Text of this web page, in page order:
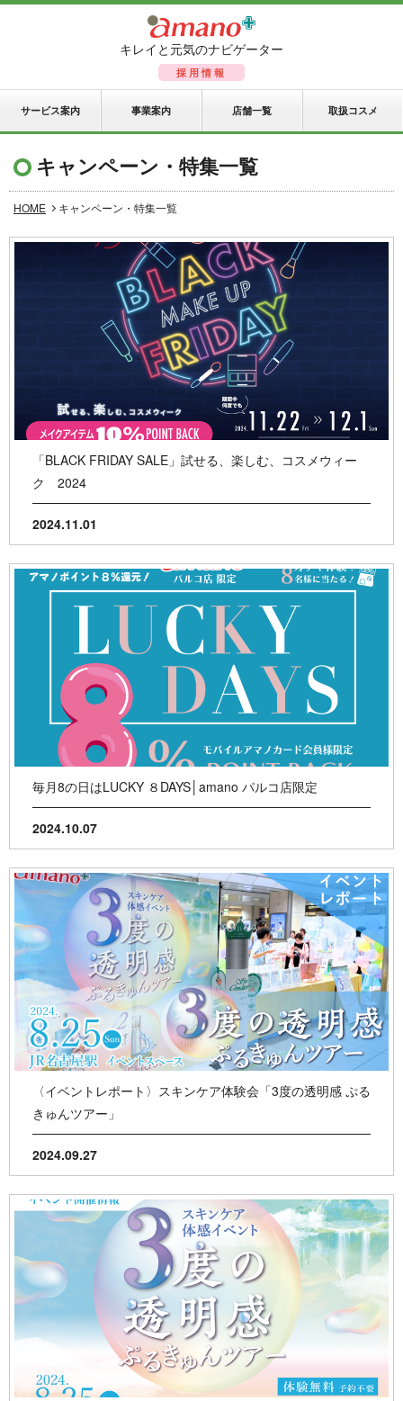
キレイと元気のナビゲーター
採用情報
サービス案内 事業案内 店舗一覧 取扱コスメ
キャンペーン・特集一覧
HOME キャンペーン・特集一覧
「BLACK FRIDAY SALE」試せる、楽しむ、コスメウィー
ク 2024
2024.11.01
毎月8の日はLUCKY ８DAYS│amano パルコ店限定
2024.10.07
〈イベントレポート〉スキンケア体験会「3度の透明感 ぷる
きゅんツアー」
2024.09.27